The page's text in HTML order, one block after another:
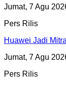
Jumat, 7 Agu
Pers Rilis
Huawei Jadi
Jumat, 7 Agu
Pers Rilis